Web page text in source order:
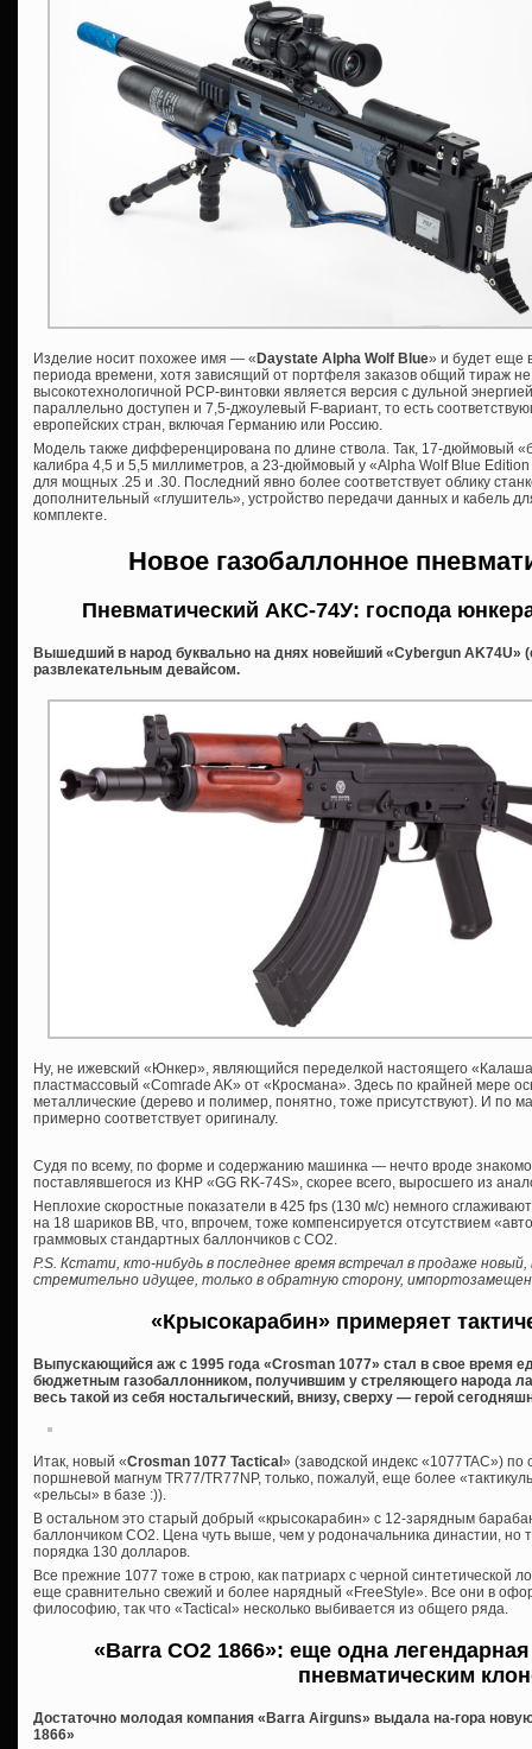
Изделие носит похожее имя — « Daystate Alpha Wolf Blue» и будет еще
периода времени, хотя зависящий от портфеля заказов общий тираж
высокотехнологичной PCP-винтовки является версия с дульной
параллельно доступен и 7,5-джоулевый F-вариант, то есть
европейских стран, включая Германию или Россию.
Модель также дифференцирована по длине ствола. Так, 17-дюймовый
калибра 4,5 и 5,5 миллиметров, а 23-дюймовый у «Alpha Wolf Blue
для мощных .25 и .30. Последний явно более соответствует облику
дополнительный «глушитель», устройство передачи данных и кабель
комплекте.
Новое газобаллонное
Пневматический АКС-74У: господа
Вышедший в народ буквально на днях новейший «Cybergun AK74U»
развлекательным девайсом.
Ну, не ижевский «Юнкер», являющийся переделкой настоящего
пластмассовый «Comrade AK» от «Кросмана». Здесь по крайней мере
металлические (дерево и полимер, понятно, тоже присутствуют). И по
примерно соответствует оригиналу.
Судя по всему, по форме и содержанию машинка — нечто вроде
поставлявшегося из КНР «GG RK-74S», скорее всего, выросшего из
Неплохие скоростные показатели в 425 fps (130 м/с) немного
на 18 шариков ВВ, что, впрочем, тоже компенсируется отсутствием
граммовых стандартных баллончиков с СО2.
P.S. Кстати, кто-нибудь в последнее время встречал в продаже
стремительно идущее, только в обратную сторону,
«Крысокарабин» примеряет
Выпускающийся аж с 1995 года «Crosman 1077» стал в свое время
бюджетным газобаллонником, получившим у стреляющего народа
весь такой из себя ностальгический, внизу, сверху — герой
Итак, новый «Crosman 1077 Tactical» (заводской индекс «1077TAC»)
поршневой магнум TR77/TR77NP, только, пожалуй, еще более
«рельсы» в базе :)).
В остальном это старый добрый «крысокарабин» с 12-зарядным
баллончиком СО2. Цена чуть выше, чем у родоначальника династии, но
порядка 130 долларов.
Все прежние 1077 тоже в строю, как патриарх с черной синтетической
еще сравнительно свежий и более нарядный «FreeStyle». Все они в
философию, так что «Tactical» несколько выбивается из общего ряда.
«Barra CO2 1866»: еще одна
пневматическим
Достаточно молодая компания «Barra Airguns» выдала на-гора
1866»